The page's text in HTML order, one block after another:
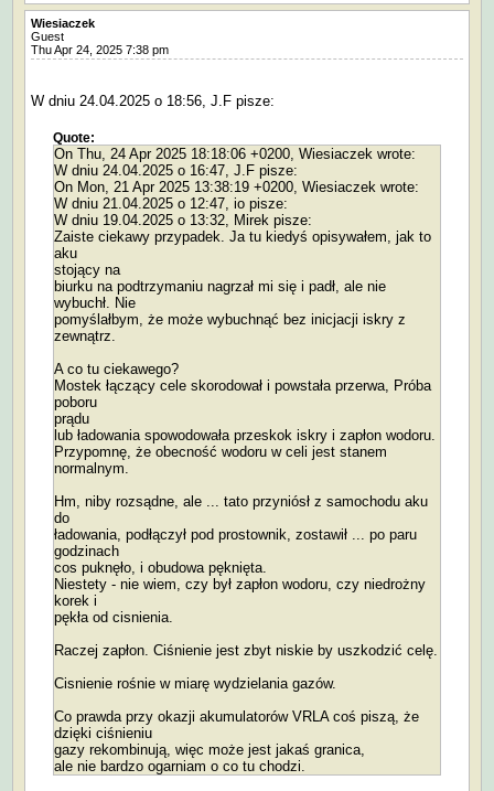
Wiesiaczek
Guest
Thu Apr 24, 2025 7:38 pm
W dniu 24.04.2025 o 18:56, J.F pisze:
Quote:
On Thu, 24 Apr 2025 18:18:06 +0200, Wiesiaczek wrote:
W dniu 24.04.2025 o 16:47, J.F pisze:
On Mon, 21 Apr 2025 13:38:19 +0200, Wiesiaczek wrote:
W dniu 21.04.2025 o 12:47, io pisze:
W dniu 19.04.2025 o 13:32, Mirek pisze:
Zaiste ciekawy przypadek. Ja tu kiedyś opisywałem, jak to
aku
stojący na
biurku na podtrzymaniu nagrzał mi się i padł, ale nie
wybuchł. Nie
pomyślałbym, że może wybuchnąć bez inicjacji iskry z
zewnątrz.
A co tu ciekawego?
Mostek łączący cele skorodował i powstała przerwa, Próba
poboru
prądu
lub ładowania spowodowała przeskok iskry i zapłon wodoru.
Przypomnę, że obecność wodoru w celi jest stanem
normalnym.
Hm, niby rozsądne, ale ... tato przyniósł z samochodu aku
do
ładowania, podłączył pod prostownik, zostawił ... po paru
godzinach
cos puknęło, i obudowa pęknięta.
Niestety - nie wiem, czy był zapłon wodoru, czy niedrożny
korek i
pękła od cisnienia.
Raczej zapłon. Ciśnienie jest zbyt niskie by uszkodzić celę.
Cisnienie rośnie w miarę wydzielania gazów.
Co prawda przy okazji akumulatorów VRLA coś piszą, że
dzięki ciśnieniu
gazy rekombinują, więc może jest jakaś granica,
ale nie bardzo ogarniam o co tu chodzi.